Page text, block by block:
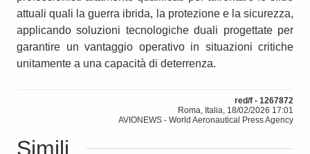
attuali quali la guerra ibrida, la protezione e la sicurezza,
applicando soluzioni tecnologiche duali progettate per
garantire un vantaggio operativo in situazioni critiche
unitamente a una capacità di deterrenza.
red/f - 1267872
Roma, Italia, 18/02/2026 17:01
AVIONEWS - World Aeronautical Press Agency
Simili